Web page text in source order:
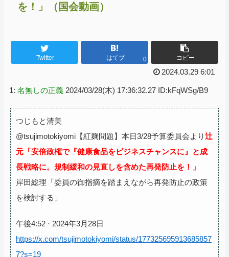
を！」（国会動画）
Twitter はてブ 0 コピー
2024.03.29 6:01
1: 名無しの正義 2024/03/28(木) 17:36:32.27 ID:kFqWSg/B9
つじもと清美
@tsujimotokiyomi【紅麹問題】本日3/28予算委員会より辻
元「安倍政権で『健康食品をビジネスチャンスに』と成
長戦略に。規制緩和の見直しを含めた再発防止を！」
岸田総理「委員の御指摘を踏まえながら再発防止の政策
を検討する」
午後4:52 · 2024年3月28日
https://x.com/tsujimotokiyomi/status/177325695913685857
7?s=19